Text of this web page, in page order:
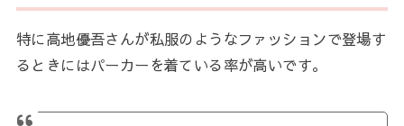
特に高地優吾さんが私服のようなファッションで登場す
るときにはパーカーを着ている率が高いです。